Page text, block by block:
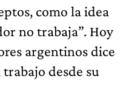
como la idea
no trabaja”. Hoy
argentinos dice
desde su